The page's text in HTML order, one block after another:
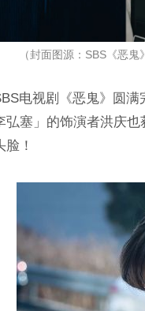
（封面图源：SBS《恶
电视剧《恶鬼》圆
弘塞」的饰演者洪庆
脸！